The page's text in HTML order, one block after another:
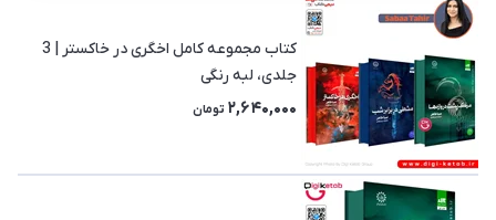
کتاب مجموعه کامل اخگری در خاکستر | 3
جلدی، لبه رنگی
2,640,000 تومان